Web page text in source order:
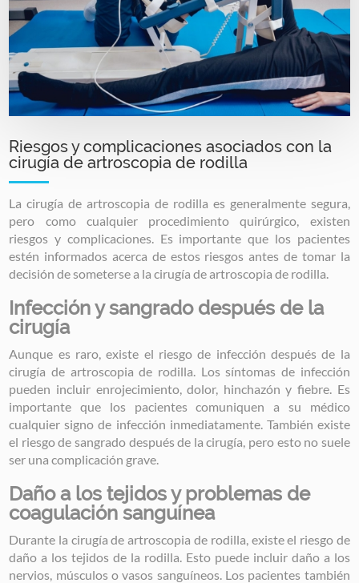
Riesgos y complicaciones asociados con la
cirugía de artroscopia de rodilla
La cirugía de artroscopia de rodilla es generalmente segura,
pero como cualquier procedimiento quirúrgico, existen
riesgos y complicaciones. Es importante que los pacientes
estén informados acerca de estos riesgos antes de tomar la
decisión de someterse a la cirugía de artroscopia de rodilla.
Infección y sangrado después de la
cirugía
Aunque es raro, existe el riesgo de infección después de la
cirugía de artroscopia de rodilla. Los síntomas de infección
pueden incluir enrojecimiento, dolor, hinchazón y fiebre. Es
importante que los pacientes comuniquen a su médico
cualquier signo de infección inmediatamente. También existe
el riesgo de sangrado después de la cirugía, pero esto no suele
ser una complicación grave.
Daño a los tejidos y problemas de
coagulación sanguínea
Durante la cirugía de artroscopia de rodilla, existe el riesgo de
daño a los tejidos de la rodilla. Esto puede incluir daño a los
nervios, músculos o vasos sanguíneos. Los pacientes también